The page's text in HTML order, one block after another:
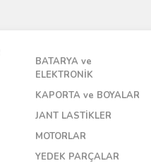
Yorum Yaz
BATARYA ve
ELEKTRONİK
KAPORTA ve BOYALAR
JANT LASTİKLER
MOTORLAR
YEDEK PARÇALAR